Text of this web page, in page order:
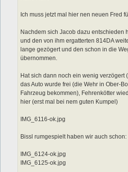
Ich muss jetzt mal hier nen neuen Fred
Nachdem sich Jacob dazu entschieden
und den von ihm ergatterten 814DA
lange gezögert und den schon in die
übernommen.
Hat sich dann noch ein wenig verzögert
das Auto wurde frei (die Wehr in Ober-
Fahrzeug bekommen), Fehrenkötter
hier (erst mal bei nem guten Kumpel)
IMG_6116-ok.jpg
Bissl rumgespielt haben wir auch schon:
IMG_6124-ok.jpg
IMG_6125-ok.jpg